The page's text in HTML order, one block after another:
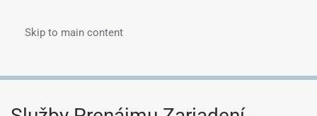
Skip to main content